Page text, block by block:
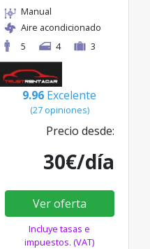
Manual
Aire acondicionado
5
4 3
9.96 Excelente
(27 opiniones)
Precio desde:
30€/día
Ver oferta
Incluye tasas e
impuestos. (VAT)